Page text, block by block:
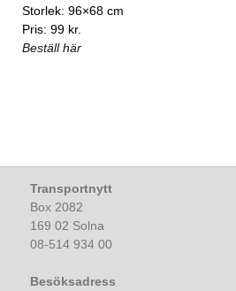
Storlek: 96×68 cm
Pris: 99 kr.
Beställ här
Transportnytt
Box 2082
169 02 Solna
08-514 934 00
Besöksadress